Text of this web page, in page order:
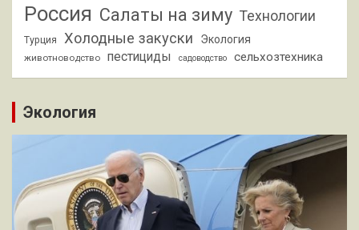
Россия Салаты на зиму Технологии
Турция Холодные закуски Экология
животноводство пестициды садоводство сельхозтехника
Экология